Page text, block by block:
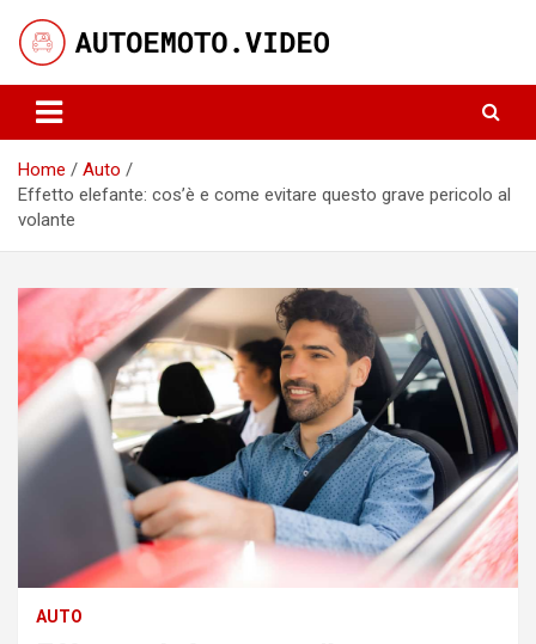
content
AutoeMoto.Video
Home
Auto
Effetto elefante: cos’è e come evitare questo grave pericolo al
volante
AUTO